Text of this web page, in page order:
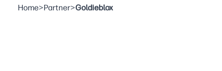
Home>Partner>Goldieblox